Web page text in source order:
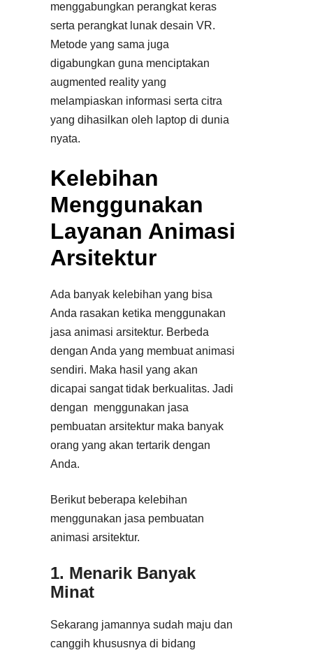
menggabungkan perangkat keras
serta perangkat lunak desain VR.
Metode yang sama juga
digabungkan guna menciptakan
augmented reality yang
melampiaskan informasi serta citra
yang dihasilkan oleh laptop di dunia
nyata.
Kelebihan
Menggunakan
Layanan Animasi
Arsitektur
Ada banyak kelebihan yang bisa
Anda rasakan ketika menggunakan
jasa animasi arsitektur. Berbeda
dengan Anda yang membuat animasi
sendiri. Maka hasil yang akan
dicapai sangat tidak berkualitas. Jadi
dengan menggunakan jasa
pembuatan arsitektur maka banyak
orang yang akan tertarik dengan
Anda.
Berikut beberapa kelebihan
menggunakan jasa pembuatan
animasi arsitektur.
1. Menarik Banyak
Minat
Sekarang jamannya sudah maju dan
canggih khususnya di bidang